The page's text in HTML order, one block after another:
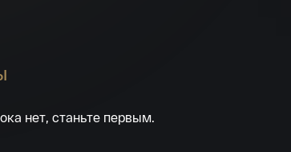
имеются надписи: «РОССИЙСКАЯ
дата − «2019 г.», обозначение металла
нет, станьте первым.